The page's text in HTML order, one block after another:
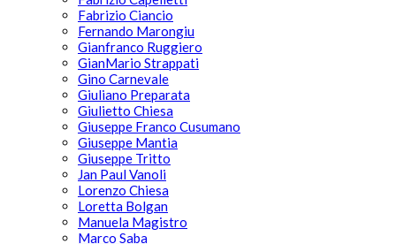
Fabrizio Ciancio
Fernando Marongiu
Gianfranco Ruggiero
GianMario Strappati
Gino Carnevale
Giuliano Preparata
Giulietto Chiesa
Giuseppe Franco Cusumano
Giuseppe Mantia
Giuseppe Tritto
Jan Paul Vanoli
Lorenzo Chiesa
Loretta Bolgan
Manuela Magistro
Marco Saba